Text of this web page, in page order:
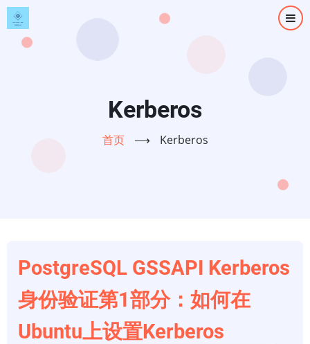
跳
转
Kerberos
首页 ⟶ Kerberos
PostgreSQL GSSAPI Kerberos
身份验证第1部分：如何在
Ubuntu上设置Kerberos